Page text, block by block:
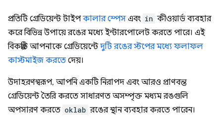
প্রতিটি গ্রেডিয়েন্ট টাইপকালার স্পেস এবং in কীওয়ার্ড ব্যবহার
করে বিভিন্ন উপায়ে রঙের মধ্যে ইন্টারপোলেট করতে পারে। এই
বিকল্পটি আপনাকে গ্রেডিয়েন্টেদুটি রঙের স্টপের মধ্যে ফলাফল
কাস্টমাইজ করতে দেয়।
উদাহরণস্বরূপ, আপনি একটি নিরাপদ এবং আরও প্রাণবন্ত
গ্রেডিয়েন্ট তৈরি করতে সাধারণত অসম্পৃক্ত মধ্যম রঙগুলি
অপসারণ করতে oklab রঙের স্থান ব্যবহার করতে পারেন।